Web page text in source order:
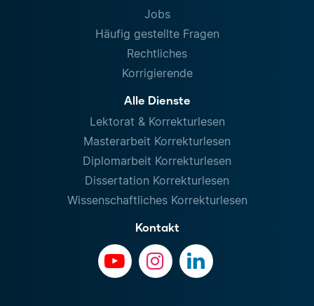
Jobs
Häufig gestellte Fragen
Rechtliches
Korrigierende
Alle Dienste
Lektorat & Korrekturlesen
Masterarbeit Korrekturlesen
Diplomarbeit Korrekturlesen
Dissertation Korrekturlesen
Wissenschaftliches Korrekturlesen
Kontakt